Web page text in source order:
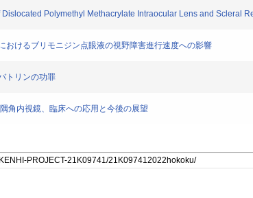
Polymethyl Methacrylate Intraocular Lens and Scleral
おけるブリモニジン点眼液の視野障害進行速度への影響
トリンの功罪
角内視鏡、臨床への応用と今後の展望